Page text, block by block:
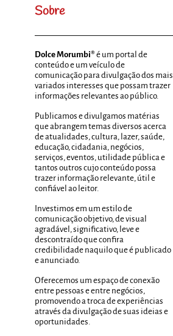
Sobre
Dolce Morumbi® é um portal de
conteúdo e um veículo de
comunicação para divulgação dos mais
variados interesses que possam trazer
informações relevantes ao público.
Publicamos e divulgamos matérias
que abrangem temas diversos acerca
de atualidades, cultura, lazer, saúde,
educação, cidadania, negócios,
serviços, eventos, utilidade pública e
tantos outros cujo conteúdo possa
trazer informação relevante, útil e
confiável ao leitor.
Investimos em um estilo de
comunicação objetivo, de visual
agradável, significativo, leve e
descontraído que confira
credibilidade naquilo que é publicado
e anunciado.
Oferecemos um espaço de conexão
entre pessoas e entre negócios,
promovendo a troca de experiências
através da divulgação de suas ideias e
oportunidades.